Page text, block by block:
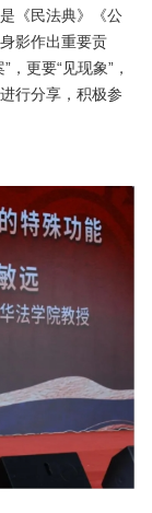
《民法典》《公
影作出重要贡
更要“见现象”，
行分享，积极参